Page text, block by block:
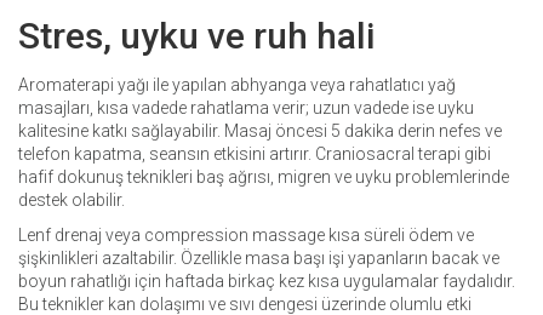
Stres, uyku ve ruh hali
Aromaterapi yağı ile yapılan abhyanga veya rahatlatıcı yağ
masajları, kısa vadede rahatlama verir; uzun vadede ise uyku
kalitesine katkı sağlayabilir. Masaj öncesi 5 dakika derin nefes ve
telefon kapatma, seansın etkisini artırır. Craniosacral terapi gibi
hafif dokunuş teknikleri baş ağrısı, migren ve uyku problemlerinde
destek olabilir.
Lenf drenaj veya compression massage kısa süreli ödem ve
şişkinlikleri azaltabilir. Özellikle masa başı işi yapanların bacak ve
boyun rahatlığı için haftada birkaç kez kısa uygulamalar faydalıdır.
Bu teknikler kan dolaşımı ve sıvı dengesi üzerinde olumlu etki